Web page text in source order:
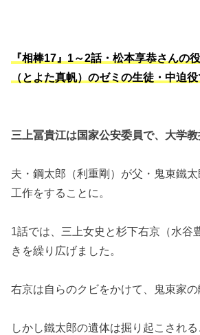
『相棒17』1～2話・松本享恭さんの
（とよた真帆）のゼミの生徒・中迫役
三上冨貴江は国家公安委員で、大学教
夫・鋼太郎（利重剛）が父・鬼束鐵
工作をすることに。
1話では、三上女史と杉下右京（水谷
きを繰り広げました。
右京は自らのクビをかけて、鬼束家の
しかし鐵太郎の遺体は掘り起こされ